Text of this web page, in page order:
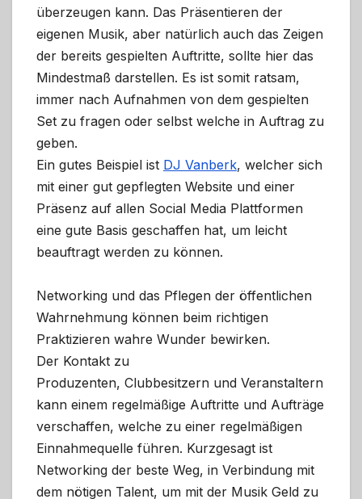
überzeugen kann. Das Präsentieren der
eigenen Musik, aber natürlich auch das Zeigen
der bereits gespielten Auftritte, sollte hier das
Mindestmaß darstellen. Es ist somit ratsam,
immer nach Aufnahmen von dem gespielten
Set zu fragen oder selbst welche in Auftrag zu
geben.
Ein gutes Beispiel ist DJ Vanberk, welcher sich
mit einer gut gepflegten Website und einer
Präsenz auf allen Social Media Plattformen
eine gute Basis geschaffen hat, um leicht
beauftragt werden zu können.
Networking und das Pflegen der öffentlichen
Wahrnehmung können beim richtigen
Praktizieren wahre Wunder bewirken.
Der Kontakt zu
Produzenten, Clubbesitzern und Veranstaltern
kann einem regelmäßige Auftritte und Aufträge
verschaffen, welche zu einer regelmäßigen
Einnahmequelle führen. Kurzgesagt ist
Networking der beste Weg, in Verbindung mit
dem nötigen Talent, um mit der Musik Geld zu